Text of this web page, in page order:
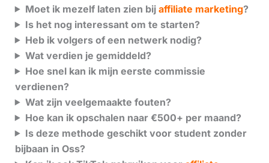
Moet ik mezelf laten zien bij affiliate marketing?
Is het nog interessant om te starten?
Heb ik volgers of een netwerk nodig?
Wat verdien je gemiddeld?
Hoe snel kan ik mijn eerste commissie
verdienen?
Wat zijn veelgemaakte fouten?
Hoe kan ik opschalen naar €500+ per maand?
Is deze methode geschikt voor student zonder
bijbaan in Oss?